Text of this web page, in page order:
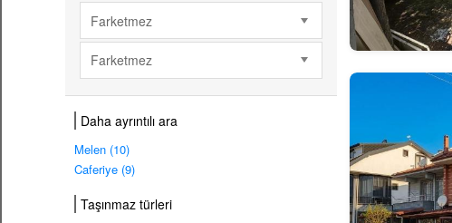
Farketmez
Farketmez
Daha ayrıntılı ara
Melen (10)
Caferiye (9)
Taşınmaz türleri